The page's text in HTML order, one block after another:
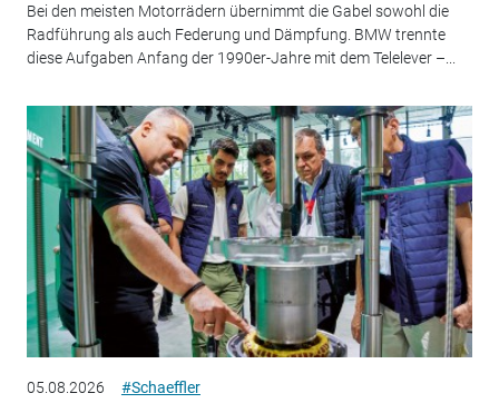
Bei den meisten Motorrädern übernimmt die Gabel sowohl die
Radführung als auch Federung und Dämpfung. BMW trennte
diese Aufgaben Anfang der 1990er-Jahre mit dem Telelever –...
05.08.2026 #Schaeffler